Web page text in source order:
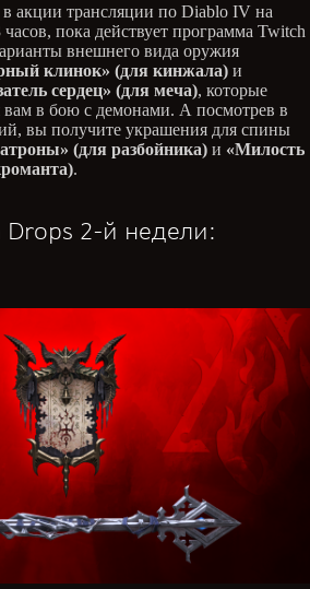
акции трансляции по Diablo IV на
пока действует программа Twitch
внешнего вида оружия
клинок» (для кинжала) и
сердец» (для меча), которые
вам в бою с демонами. А посмотрев в
вы получите украшения для спины
(для разбойника) и «Милость
.
2-й недели: